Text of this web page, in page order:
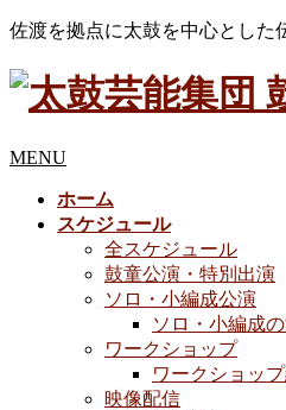
佐渡を拠点に太鼓を中心とした
MENU
ホーム
スケジュール
全スケジュール
鼓童公演・特別出演
ソロ・小編成公演
ソロ・小編成
ワークショップ
ワークショッ
映像配信